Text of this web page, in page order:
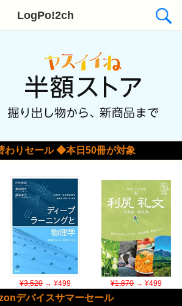
LogPo!2ch
わりセール ◆本日50冊が対象
¥3,520→ ¥499 ¥1,870→ ¥499
デバイスサマーセール